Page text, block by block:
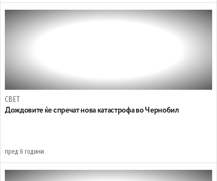
СВЕТ
Дождовите ќе спречат нова катастрофа во Чернобил
пред 6 години